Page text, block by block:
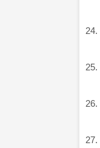
24.
25.
26.
27.